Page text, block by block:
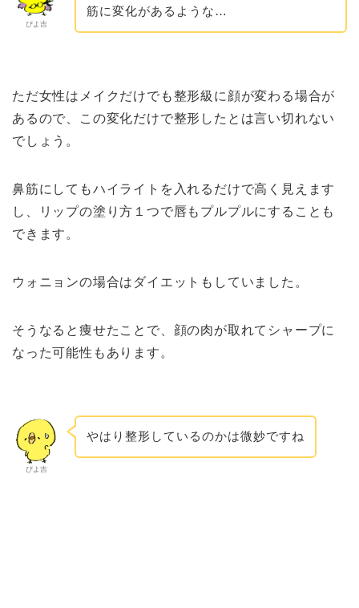
ぴよ吉
筋に変化があるような…
ただ女性はメイクだけでも整形級に顔が変わる場合が
あるので、この変化だけで整形したとは言い切れない
でしょう。
鼻筋にしてもハイライトを入れるだけで高く見えます
し、リップの塗り方１つで唇もプルプルにすることも
できます。
ウォニョンの場合はダイエットもしていました。
そうなると痩せたことで、顔の肉が取れてシャープに
なった可能性もあります。
ぴよ吉
やはり整形しているのかは微妙ですね